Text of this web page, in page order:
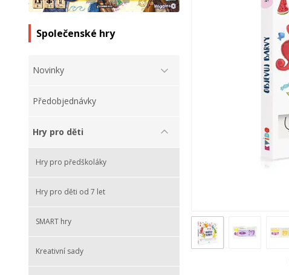
Společenské hry
Novinky
Předobjednávky
Hry pro děti
Hry pro předškoláky
Hry pro děti od 7 let
SMART hry
Kreativní sady